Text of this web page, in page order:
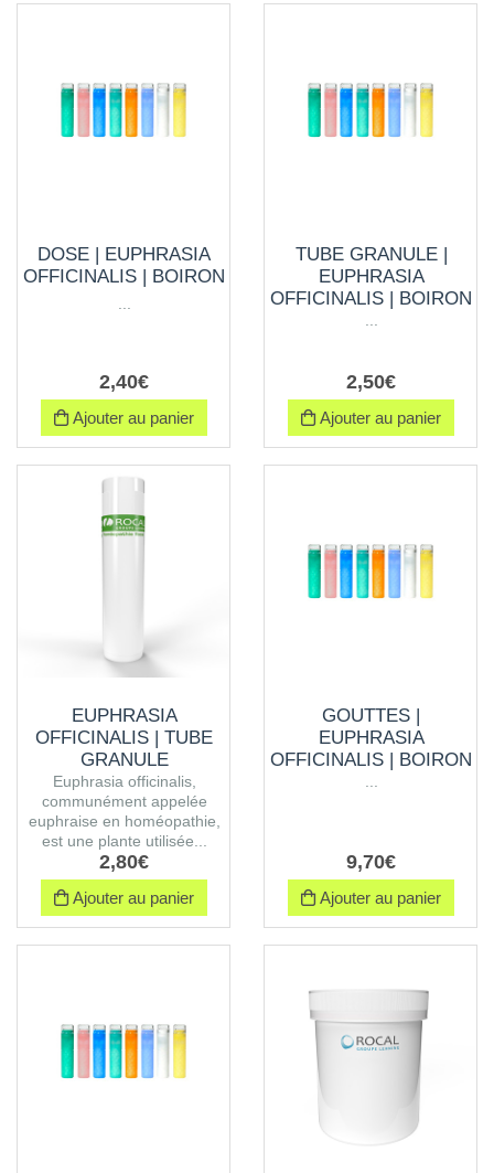
DOSE | EUPHRASIA
OFFICINALIS | BOIRON
2,40€
Ajouter au panier
TUBE GRANULE |
EUPHRASIA
OFFICINALIS | BOIRON
2,50€
Ajouter au panier
EUPHRASIA
OFFICINALIS | TUBE
GRANULE
Euphrasia officinalis,
communément appelée
euphraise en homéopathie,
est une plante utilisée...
2,80€
Ajouter au panier
GOUTTES |
EUPHRASIA
OFFICINALIS | BOIRON
9,70€
Ajouter au panier